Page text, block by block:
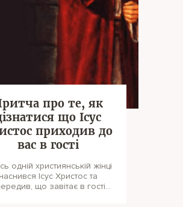
про те, як
що Ісус
приходив до
вас в гості
одній християнській жінці
наснився Ісус Христос та
що завітає в гості…